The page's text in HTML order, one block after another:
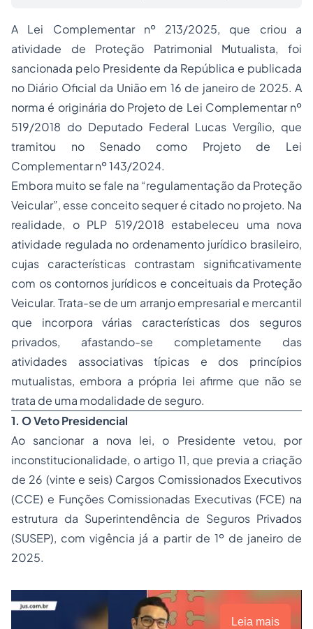
A Lei Complementar nº 213/2025, que criou a
atividade de Proteção Patrimonial Mutualista, foi
sancionada pelo Presidente da República e publicada
no Diário Oficial da União em 16 de janeiro de 2025. A
norma é originária do Projeto de Lei Complementar nº
519/2018 do Deputado Federal Lucas Vergílio, que
tramitou no Senado como Projeto de Lei
Complementar nº 143/2024.
Embora muito se fale na “regulamentação da Proteção
Veicular”, esse conceito sequer é citado no projeto. Na
realidade, o PLP 519/2018 estabeleceu uma nova
atividade regulada no ordenamento jurídico brasileiro,
cujas características contrastam significativamente
com os contornos jurídicos e conceituais da Proteção
Veicular. Trata-se de um arranjo empresarial e mercantil
que incorpora várias características dos seguros
privados, afastando-se completamente das
atividades associativas típicas e dos princípios
mutualistas, embora a própria lei afirme que não se
trata de uma modalidade de seguro.
1. O Veto Presidencial
Ao sancionar a nova lei, o Presidente vetou, por
inconstitucionalidade, o artigo 11, que previa a criação
de 26 (vinte e seis) Cargos Comissionados Executivos
(CCE) e Funções Comissionadas Executivas (FCE) na
estrutura da Superintendência de Seguros Privados
(SUSEP), com vigência já a partir de 1º de janeiro de
2025.
Leia mais